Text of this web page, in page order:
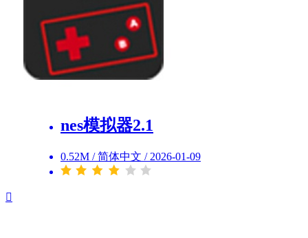
nes模拟器2.1
0.52M / 简体中文 / 2026-01-09